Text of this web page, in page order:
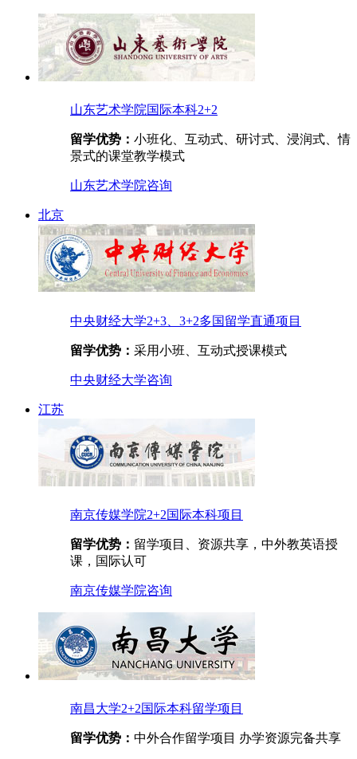
山东艺术学院国际本科2+2
留学优势： 小班化、互动式、研讨式、浸润式、情
景式的课堂教学模式
山东艺术学院咨询
北京
中央财经大学2+3、3+2多国留学直通项目
留学优势： 采用小班、互动式授课模式
中央财经大学咨询
江苏
南京传媒学院2+2国际本科项目
留学优势： 留学项目、资源共享，中外教英语授
课，国际认可
南京传媒学院咨询
南昌大学2+2国际本科留学项目
留学优势： 中外合作留学项目 办学资源完备共享